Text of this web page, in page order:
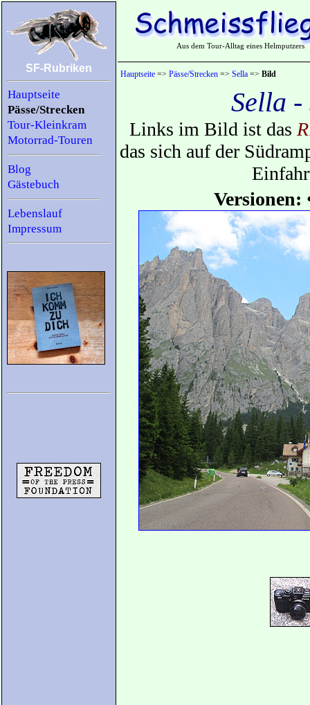
SF-Rubriken
Hauptseite
Pässe/Strecken
Tour-Kleinkram
Motorrad-Touren
Blog
Gästebuch
Lebenslauf
Impressum
Aus dem Tour-Alltag eines Helmputzers
Hauptseite => Pässe/Strecken => Sella => Bild
Sella -
Links im Bild ist das
das sich auf der
Versionen: